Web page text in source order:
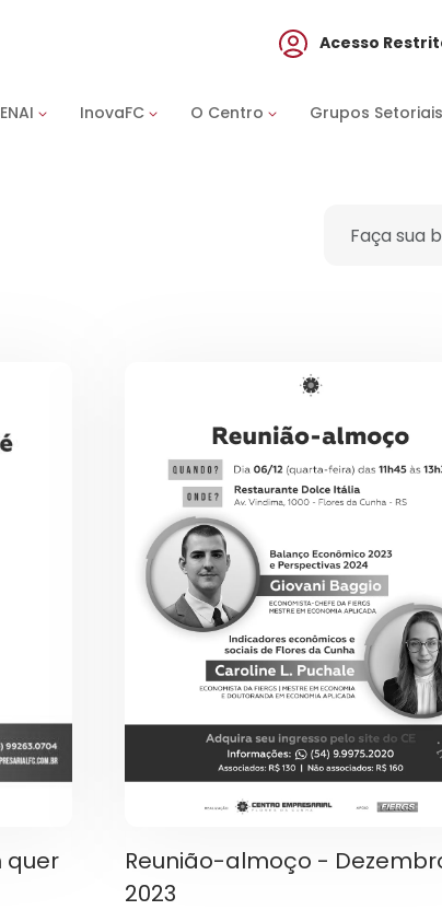
InovaFC O Centro Grupos Setoriais
Acesso
quer
Reunião-almoço -
2023